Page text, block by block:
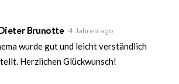
Brunotte 4 Jahren ago
wurde gut und leicht verständlich
Herzlichen Glückwunsch!